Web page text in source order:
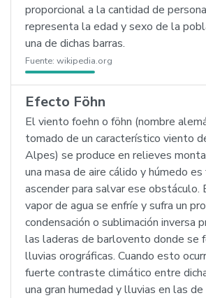
proporcional a la cantidad de
representa la edad y sexo de la
una de dichas barras.
Fuente: wikipedia.org
Efecto Föhn
El viento foehn o föhn (nombre
tomado de un característico viento
Alpes) se produce en relieves
una masa de aire cálido y húmedo es
ascender para salvar ese obstáculo.
vapor de agua se enfríe y sufra un
condensación o sublimación inversa
las laderas de barlovento donde se
lluvias orográficas. Cuando esto
fuerte contraste climático entre
una gran humedad y lluvias en las